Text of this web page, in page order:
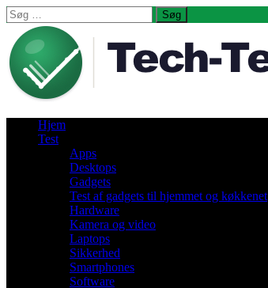
Søg
efter:
Hjem
Test
Apps
Desktops
Gadgets
Test af gadgets til hjemmet og køkkenet
Hardware
Kamera og video
Laptops
Sikkerhed
Smartphones
Software